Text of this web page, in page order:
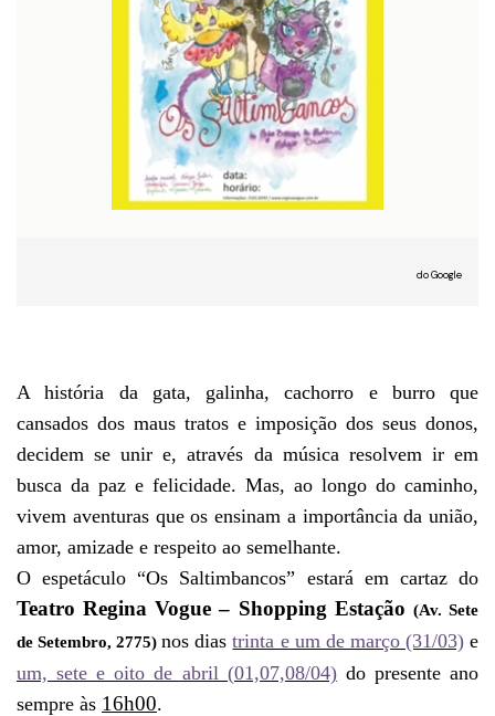
do Google
A história da gata, galinha, cachorro e burro que
cansados dos maus tratos e imposição dos seus donos,
decidem se unir e, através da música resolvem ir em
busca da paz e felicidade. Mas, ao longo do caminho,
vivem aventuras que os ensinam a importância da união,
amor, amizade e respeito ao semelhante.
O espetáculo “Os Saltimbancos” estará em cartaz do
Teatro Regina Vogue – Shopping Estação (Av. Sete
de Setembro, 2775)nos diastrinta e um de março (31/03)e
um, sete e oito de abril (01,07,08/04)do presente ano
sempre às 16h00.